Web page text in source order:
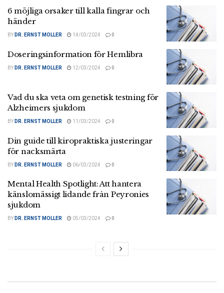
6 möjliga orsaker till kalla fingrar och
händer
BY DR. ERNST MOLLER 14/03/2024 0
Doseringsinformation för Hemlibra
BY DR. ERNST MOLLER 12/03/2024 0
Vad du ska veta om genetisk testning för
Alzheimers sjukdom
BY DR. ERNST MOLLER 11/03/2024 0
Din guide till kiropraktiska justeringar
för nacksmärta
BY DR. ERNST MOLLER 06/03/2024 0
Mental Health Spotlight: Att hantera
känslomässigt lidande från Peyronies
sjukdom
BY DR. ERNST MOLLER 05/03/2024 0